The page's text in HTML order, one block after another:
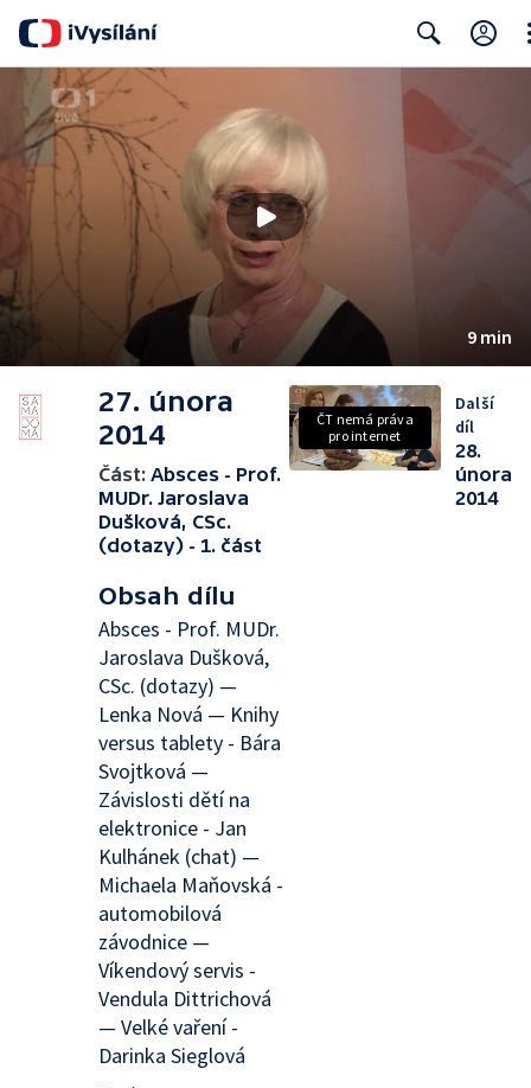
9 min
27. února
2014
Část: Absces - Prof.
MUDr. Jaroslava
Dušková, CSc.
(dotazy) - 1. část
Obsah dílu
Absces - Prof. MUDr.
Jaroslava Dušková,
CSc. (dotazy) —
Lenka Nová — Knihy
versus tablety - Bára
Svojtková —
Závislosti dětí na
elektronice - Jan
Kulhánek (chat) —
Michaela Maňovská -
automobilová
závodnice —
Víkendový servis -
Vendula Dittrichová
— Velké vaření -
Darinka Sieglová
ČT nemá práva
pro internet
Další
díl
28.
února
2014